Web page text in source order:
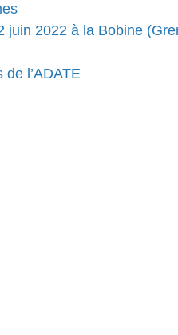
juin 2022 à la Bobine
l’ADATE